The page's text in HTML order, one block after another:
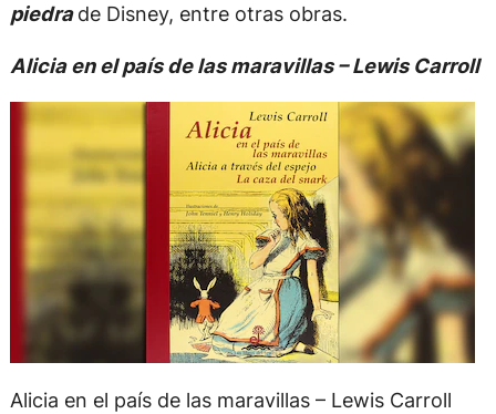
piedrade Disney, entre otras obras.
Alicia en el país de las maravillas – Lewis Carroll
Alicia en el país de las maravillas – Lewis Carroll